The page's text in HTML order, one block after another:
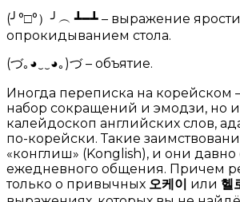
(╯°□°）╯︵ ┻━┻ – выражение
опрокидыванием стола.
(づ｡◕‿‿◕｡)づ – объятие.
Иногда переписка на корейском
набор сокращений и эмодзи, но
калейдоскоп английских слов,
по-корейски. Такие
«конглиш» (Konglish), и они давно
ежедневного общения. Причем
только о привычных 오케이 или 헬